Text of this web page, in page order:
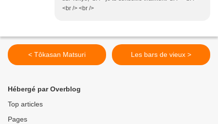
<br /> <br />
< Tôkasan Matsuri Les bars de vieux >
Hébergé par Overblog
Top articles
Pages